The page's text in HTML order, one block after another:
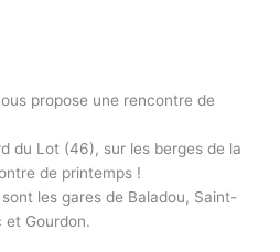
propose une rencontre de
du Lot (46), sur les berges de la
de printemps !
les gares de Baladou, Saint-
et Gourdon.